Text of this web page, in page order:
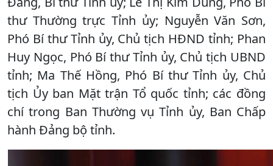
thư Thường trực Tỉnh ủy; Nguyễn Văn Sơn,
Phó Bí thư Tỉnh ủy, Chủ tịch HĐND tỉnh; Phan
Huy Ngọc, Phó Bí thư Tỉnh ủy, Chủ tịch UBND
tỉnh; Ma Thế Hồng, Phó Bí thư Tỉnh ủy, Chủ
tịch Ủy ban Mặt trận Tổ quốc tỉnh; các đồng
chí trong Ban Thường vụ Tỉnh ủy, Ban Chấp
hành Đảng bộ tỉnh.